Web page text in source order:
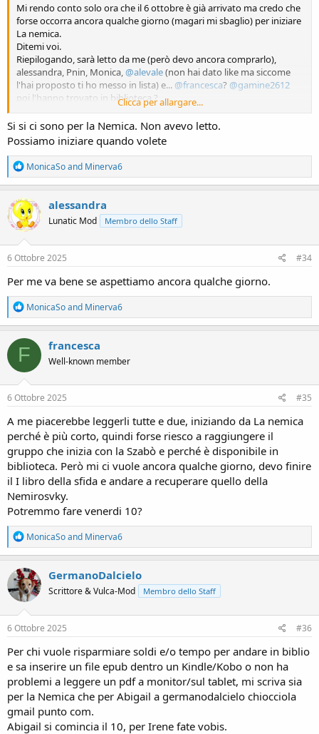
Mi rendo conto solo ora che il 6 ottobre è già arrivato ma credo che
forse occorra ancora qualche giorno (magari mi sbaglio) per iniziare
La nemica.
Ditemi voi.
Riepilogando, sarà letto da me (però devo ancora comprarlo),
alessandra, Pnin, Monica,@alevale(non hai dato like ma siccome
l'hai proposto ti ho messo in lista) e... @francesca? @gamine2612
poi l'hanno trovato in biblioteca ?
Per Abigail invece ci sarà Germano, darida, velvet, Monica e...
@qweedy? @francesca?
Io l'ho votato e vorrei leggerlo ma è un po' lunghetto per riuscire a
starvi dietro, ultimamente leggo come un bradipo
ancora un po'.
Clicca per allargare...
Si si ci sono per la Nemica. Non avevo letto.
Possiamo iniziare quando volete
R
e
a
c
t
i
o
n
s
MonicaSoand Minerva6
alessandra
Lunatic Mod Membro dello Staff
6 Ottobre 2025 #34
Per me va bene se aspettiamo ancora qualche giorno.
R
e
a
c
t
o
n
s
MonicaSoand Minerva6
F francesca
Well-known member
6 Ottobre 2025 #35
A me piacerebbe leggerli tutte e due, iniziando da La nemica
perché è più corto, quindi forse riesco a raggiungere il
gruppo che inizia con la Szabò e perché è disponibile in
biblioteca. Però mi ci vuole ancora qualche giorno, devo finire
il I libro della sfida e andare a recuperare quello della
Nemirosvky.
Potremmo fare venerdi 10?
R
e
a
c
t
i
o
n
s
MonicaSoand Minerva6
GermanoDalcielo
Scrittore & Vulca-Mod Membro dello Staff
6 Ottobre 2025 #36
Per chi vuole risparmiare soldi e/o tempo per andare in biblio
e sa inserire un file epub dentro un Kindle/Kobo o non ha
problemi a leggere un pdf a monitor/sul tablet, mi scriva sia
per la Nemica che per Abigail a germanodalcielo chiocciola
gmail punto com.
Abigail si comincia il 10, per Irene fate vobis.